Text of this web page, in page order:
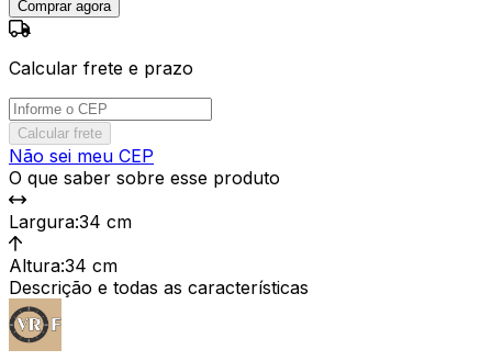
Comprar agora
Calcular frete e prazo
Calcular frete
Não sei meu CEP
O que saber sobre esse produto
Largura:34 cm
Altura:34 cm
Descrição e todas as características